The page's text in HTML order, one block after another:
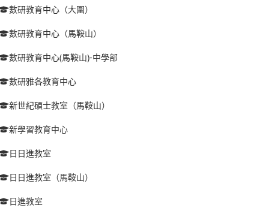
數研教育中心（大圍）
數研教育中心（馬鞍山）
數研教育中心(馬鞍山)-中學部
數研雅各教育中心
新世紀碩士教室（馬鞍山）
新學習教育中心
日日進教室
日日進教室（馬鞍山）
日進教室